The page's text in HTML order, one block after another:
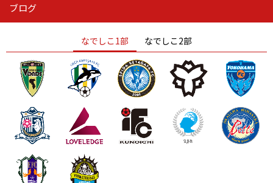
ニッパツ
ニッパツ 名古屋
石人の星
静岡 愛媛Ｌ
ブログ
なでしこ1部 なでしこ2部